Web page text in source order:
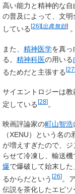
高い能力と精神的な
の普及によって、文
している [26] [出典無効] 。
また、 精神医学を真っ
る。 精神科医の用いる
るためだと主張する[27
サイエントロジーは
定している[28]。
映画評論家の町山智浩
（XENU）という名
が増えすぎたので、
らせて冷凍し、輸送機
爆で爆破して始末し
るからだという [26] 。
伝説を茶化したエピ